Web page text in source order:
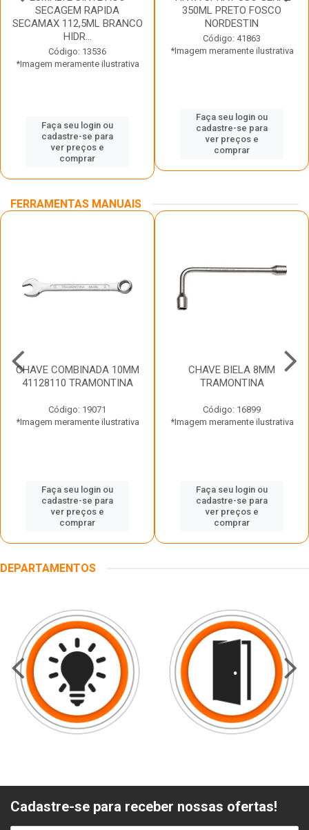
SECAGEM RAPIDA
SECAMAX 112,5ML BRANCO
HIDR...
Código: 13536
*Imagem meramente ilustrativa
Faça seu login ou
cadastre-se para
ver preços e
comprar
350ML PRETO FOSCO
NORDESTIN
Código: 41863
*Imagem meramente ilustrativa
Faça seu login ou
cadastre-se para
ver preços e
comprar
FERRAMENTAS MANUAIS
CHAVE COMBINADA 10MM
41128110 TRAMONTINA
Código: 19071
*Imagem meramente ilustrativa
Faça seu login ou
cadastre-se para
ver preços e
comprar
CHAVE BIELA 8MM
TRAMONTINA
Código: 16899
*Imagem meramente ilustrativa
Faça seu login ou
cadastre-se para
ver preços e
comprar
DEPARTAMENTOS
Cadastre-se para receber nossas ofertas!